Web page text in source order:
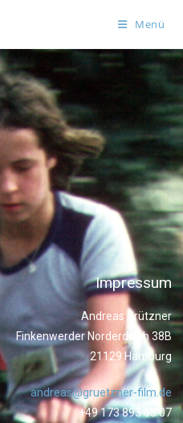
Menü
Impressum
Andreas Grützner
Finkenwerder Norderdeich 38B
21129 Hamburg
andreas@gruetzner-film.de
+49 173 893 63 07